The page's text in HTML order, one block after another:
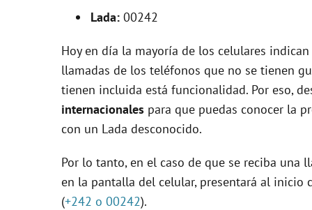
i
d
o
Lada: 00242
Hoy en día la mayoría de los celulares
llamadas de los teléfonos que no se tienen
tienen incluida está funcionalidad. Por eso,
internacionales para que puedas conocer la
con un Lada desconocido.
Por lo tanto, en el caso de que se reciba una
en la pantalla del celular, presentará al inicio
(+242 o 00242).